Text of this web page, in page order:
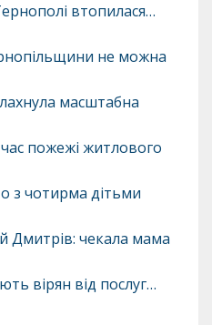
втопилася…
не можна
масштабна
пожежі житлового
з чотирма дітьми
Дмитрів: чекала мама
вірян від послуг…